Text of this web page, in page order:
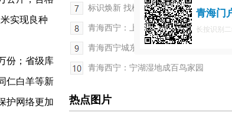
实现良种
份；省级库
仁白羊等新
护网络更加
标识焕新 找楼不难 青海西宁城西区73
青海西宁：上半年5家旅行社被吊销业
青海西宁城东区人才夜市招聘活动举行
青海西宁：宁湖湿地成百鸟家园
热点图片
青海门
长按识别